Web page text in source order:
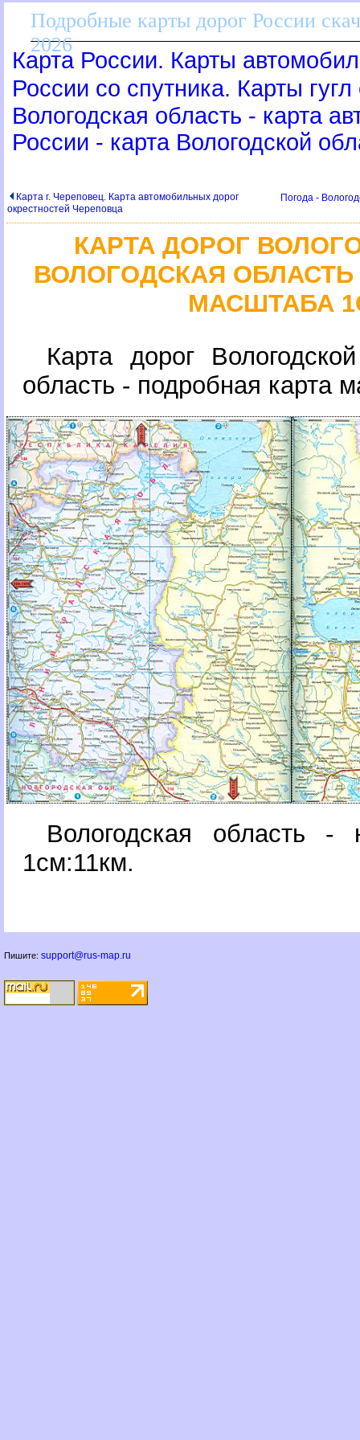
Подробные карты дорог России
2026
Карта России. Карты
России со спутника. Карты
ологодская область - карта
России - карта Вологодской
Карта г. Череповец. Карта автомобильных доро
окрестностей Череповца
Погода -
КАРТА ДОРОГ
ОЛОГОДСКАЯ ОБЛАСТЬ
МАСШТАБА
Карта дорог
область - подробная карта
ологодская область -
1см:11км.
Пишите: support@rus-map.ru